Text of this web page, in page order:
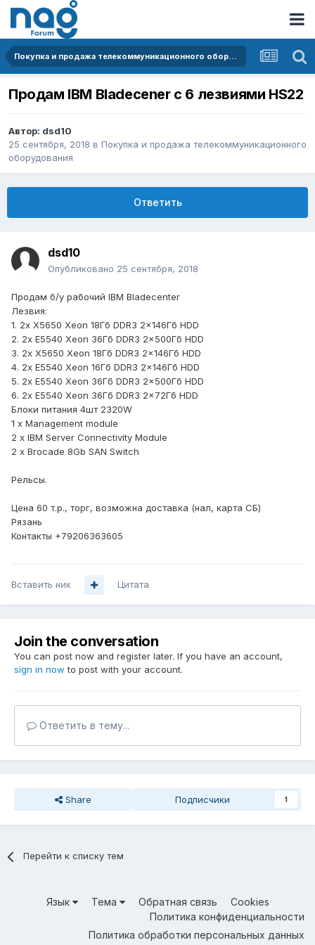
Покупка и продажа телекоммуникационного оборудования
Продам IBM Bladecener c 6 лезвиями HS22
Автор: dsd10
25 сентября, 2018 в Покупка и продажа телекоммуникационного
оборудования
Ответить
dsd10
Опубликовано 25 сентября, 2018
Продам б/у рабочий IBM Bladecenter
Лезвия:
1. 2x X5650 Xeon 18Гб DDR3 2x146Гб HDD
2. 2x E5540 Xeon 36Гб DDR3 2x500Гб HDD
3. 2x X5650 Xeon 18Гб DDR3 2x146Гб HDD
4. 2x E5540 Xeon 16Гб DDR3 2x146Гб HDD
5. 2x E5540 Xeon 36Гб DDR3 2x500Гб HDD
6. 2x E5540 Xeon 36Гб DDR3 2x72Гб HDD
Блоки питания 4шт 2320W
1 x Management module
2 x IBM Server Connectivity Module
2 x Brocade 8Gb SAN Switch
Рельсы.
Цена 60 т.р., торг, возможна доставка (нал, карта СБ)
Рязань
Контакты +79206363605
Вставить ник Цитата
Join the conversation
You can post now and register later. If you have an account,
sign in now to post with your account.
Ответить в тему...
Share Подписчики 1
Перейти к списку тем
Язык Тема Обратная связь
Cookies
Политика конфиденциальности
Политика обработки персональных данных